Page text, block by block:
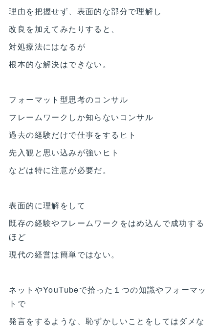
理由を把握せず、表面的な部分で理解し
改良を加えてみたりすると、
対処療法にはなるが
根本的な解決はできない。
フォーマット型思考のコンサル
フレームワークしか知らないコンサル
過去の経験だけで仕事をするヒト
先入観と思い込みが強いヒト
などは特に注意が必要だ。
表面的に理解をして
既存の経験やフレームワークをはめ込んで成功する
ほど
現代の経営は簡単ではない。
ネットやYouTubeで拾った１つの知識やフォーマッ
トで
発言をするような、恥ずかしいことをしてはダメな